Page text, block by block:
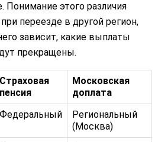
Понимание этого различия
переезде в другой регион,
зависит, какие выплаты
прекращены.
Страховая
пенсия
Московская
доплата
Федеральный
Региональный
(Москва)